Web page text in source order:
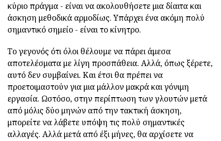
κύριο πράγμα - είναι να ακολουθήσετε μια δίαιτα και
άσκηση μεθοδικά αρμοδίως. Υπάρχει ένα ακόμη πολύ
σημαντικό σημείο - είναι το κίνητρο.
Το γεγονός ότι όλοι θέλουμε να πάρει άμεσα
αποτελέσματα με λίγη προσπάθεια. Αλλά, όπως ξέρετε,
αυτό δεν συμβαίνει. Και έτσι θα πρέπει να
προετοιμαστούν για μια μάλλον μακρά και γόνιμη
εργασία. Ωστόσο, στην περίπτωση των γλουτών μετά
από μόλις δύο μηνών από την τακτική άσκηση,
μπορείτε να λάβετε υπόψη τις πολύ σημαντικές
αλλαγές. Αλλά μετά από έξι μήνες, θα αρχίσετε να